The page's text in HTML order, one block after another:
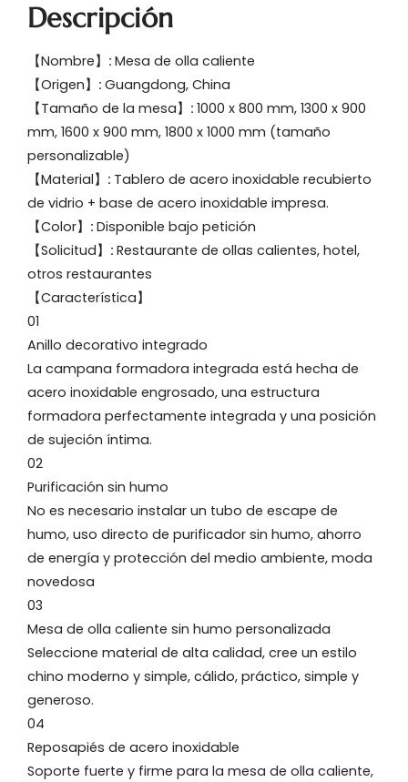
Descripción
【Nombre】 : Mesa de olla caliente
【Origen】 : Guangdong, China
【Tamaño de la mesa】 : 1000 x 800 mm, 1300 x 900
mm, 1600 x 900 mm, 1800 x 1000 mm (tamaño
personalizable)
【Material】 : Tablero de acero inoxidable recubierto
de vidrio + base de acero inoxidable impresa.
【Color】 : Disponible bajo petición
【Solicitud】 : Restaurante de ollas calientes, hotel,
otros restaurantes
【Característica】
01
Anillo decorativo integrado
La campana formadora integrada está hecha de
acero inoxidable engrosado, una estructura
formadora perfectamente integrada y una posición
de sujeción íntima.
02
Purificación sin humo
No es necesario instalar un tubo de escape de
humo, uso directo de purificador sin humo, ahorro
de energía y protección del medio ambiente, moda
novedosa
03
Mesa de olla caliente sin humo personalizada
Seleccione material de alta calidad, cree un estilo
chino moderno y simple, cálido, práctico, simple y
generoso.
04
Reposapiés de acero inoxidable
Soporte fuerte y firme para la mesa de olla caliente,